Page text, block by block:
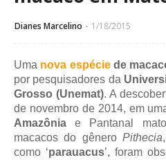
Dianes Marcelino 1/18/2015
Uma nova espéciede
por pesquisadores da
Grosso (Unemat). A
de novembro de 2014, em
Amazônia e Pantanal
macacos do gêneroPithecia
como ‘parauacus’, foram